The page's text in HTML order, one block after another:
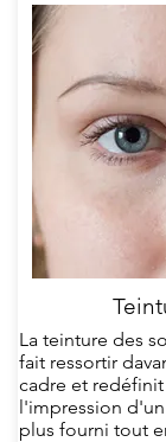
La teinture des
fait ressortir
cadre et
l'impression
plus fourni tout